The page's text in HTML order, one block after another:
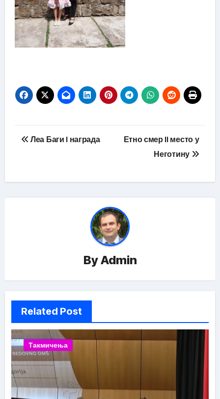
Кретање
Леа Баги I награда
Етно смер II место у
Неготину
ByAdmin
Related Post
Такмичења